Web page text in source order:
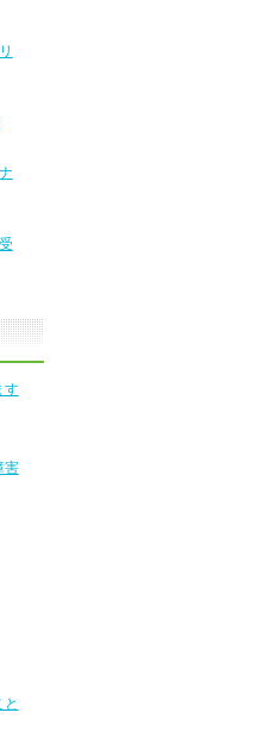
す
害
と